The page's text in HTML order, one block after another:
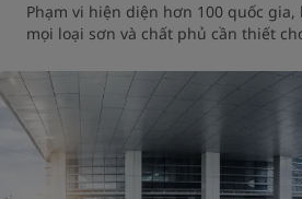
Phạm vi hiện diện hơn 100 quốc
mọi loại sơn và chất phủ cần thiết